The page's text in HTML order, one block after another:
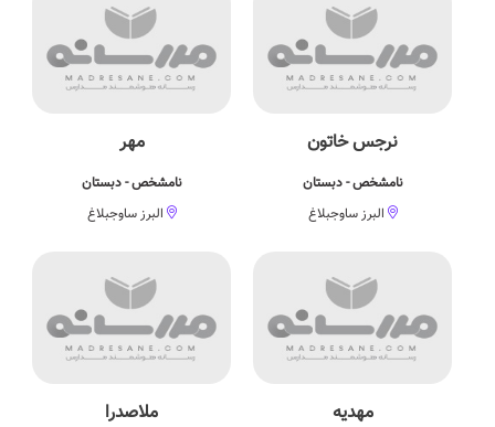
نرجس خاتون
نامشخص - دبستان
البرز ساوجبلاغ
مهر
نامشخص - دبستان
البرز ساوجبلاغ
مهدیه ملاصدرا